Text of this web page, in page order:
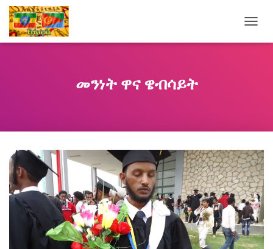
O
A
T
I
O
N
መንነት ዋና ዌብሳይት